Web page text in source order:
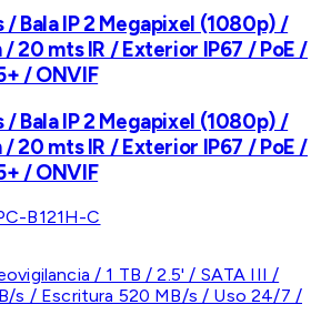
/ Bala IP 2 Megapixel (1080p) /
/ 20 mts IR / Exterior IP67 / PoE /
/ ONVIF
/ Bala IP 2 Megapixel (1080p) /
/ 20 mts IR / Exterior IP67 / PoE /
/ ONVIF
B121H-C